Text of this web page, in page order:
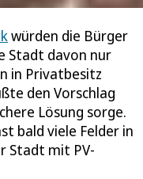
würden die Bürger
Stadt davon nur
in Privatbesitz
den Vorschlag
Lösung sorge.
bald viele Felder in
Stadt mit PV-